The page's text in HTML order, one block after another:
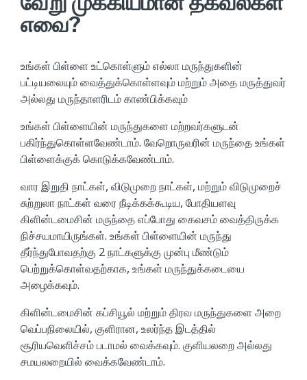
எவை?
உங்கள் பிள்ளை உட்கொள்ளும் எல்லா மருந்துகளின்
பட்டியலையும் வைத்துக்கொள்ளவும் மற்றும் அதை மருத்துவர்
அல்லது மருந்தாளரிடம் காண்பிக்கவும்
உங்கள் பிள்ளையின் மருந்துகளை மற்றவர்களுடன்
பகிர்ந்துகொள்ளவேண்டாம். வேறொருவரின் மருந்தை உங்கள்
பிள்ளைக்குக் கொடுக்கவேண்டாம்.
வார இறுதி நாட்கள், விடுமுறை நாட்கள், மற்றும் விடுமுறைச்
சுற்றுலா நாட்கள் வரை நீடிக்கக்கூடிய, போதியளவு
கிளின்டமைசின் மருந்தை எப்போது கைவசம் வைத்திருக்க
நிச்சயமாயிருங்கள். உங்கள் பிள்ளையின் மருந்து
தீர்ந்துபோவதற்கு 2 நாட்களுக்கு முன்பு மீண்டும்
பெற்றுக்கொள்வதற்காக, உங்கள் மருந்துக்கடையை
அழைக்கவும்.
கிளின்டமைசின் கப்சியூல் மற்றும் திரவ மருந்துகளை அறை
வெப்பநிலையில், குளிரான, உலர்ந்த இடத்தில்
சூரியவெளிச்சம் படாமல் வைக்கவும். குளியலறை அல்லது
சமயலறையில் வைக்கவேண்டாம்.